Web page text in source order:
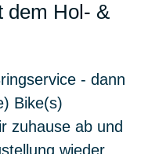
dem Hol- &
- dann
Bike(s)
zuhause ab und
wieder